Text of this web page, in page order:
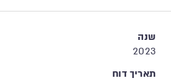
שנה
2023
תאריך דוח